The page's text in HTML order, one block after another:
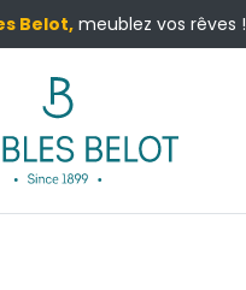
Belot, meublez vos rêves !